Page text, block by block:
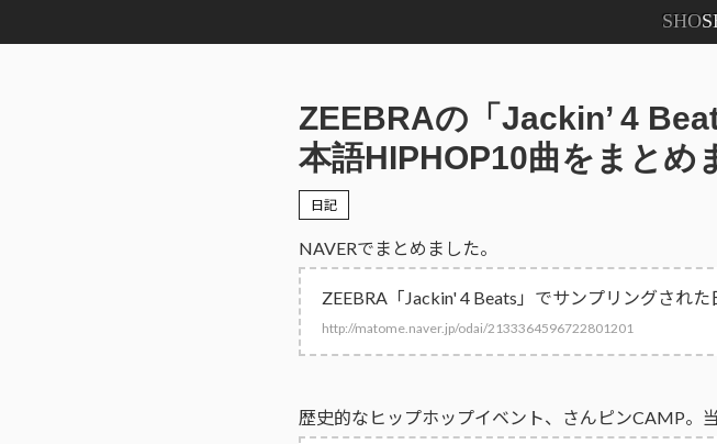
SHO
ZEEBRAの「Jackin’ 4
本語HIPHOP10曲をまとめ
日記
NAVERでまとめました。
ZEEBRA「Jackin' 4 Beats」でサンプリングされ
http://matome.naver.jp/odai/2133364596722801201
歴史的なヒップホップイベント、さんピンCAMP。